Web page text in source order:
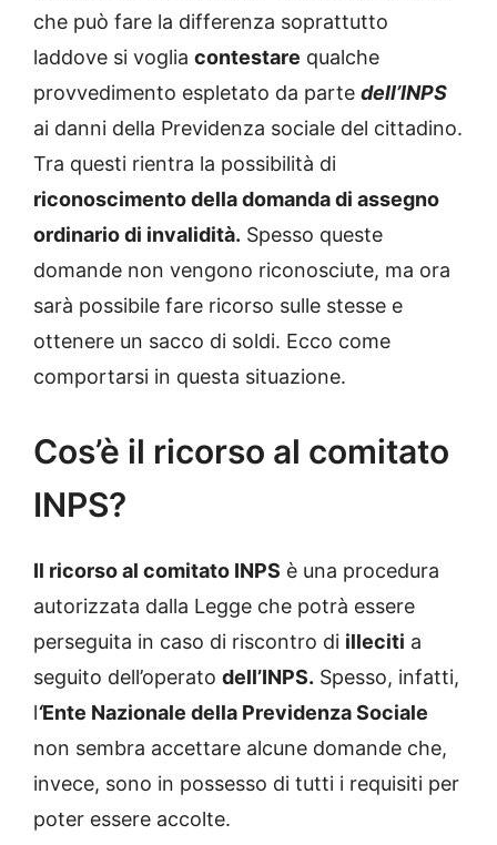
che può fare la differenza soprattutto
laddove si voglia contestare qualche
provvedimento espletato da parte dell’INPS
ai danni della Previdenza sociale del cittadino.
Tra questi rientra la possibilità di
riconoscimento della domanda di assegno
ordinario di invalidità. Spesso queste
domande non vengono riconosciute, ma ora
sarà possibile fare ricorso sulle stesse e
ottenere un sacco di soldi. Ecco come
comportarsi in questa situazione.
Cos’è il ricorso al comitato
INPS?
Il ricorso al comitato INPS è una procedura
autorizzata dalla Legge che potrà essere
perseguita in caso di riscontro di illeciti a
seguito dell’operato dell’INPS. Spesso, infatti,
l‘Ente Nazionale della Previdenza Sociale
non sembra accettare alcune domande che,
invece, sono in possesso di tutti i requisiti per
poter essere accolte.